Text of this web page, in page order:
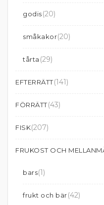
godis(20)
småkakor(20)
tårta (29)
EFTERRÄTT(141)
FÖRRÄTT(43)
FISK(207)
FRUKOST OCH
bars(1)
frukt och bär(42)